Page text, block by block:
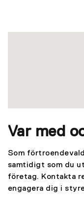
Var med
Som
samtidigt som du
företag. Kontakta
engagera dig i